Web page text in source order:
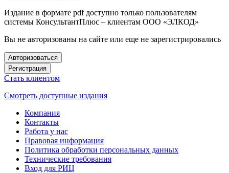
Издание в формате pdf доступно только пользователям
системы КонсультантПлюс – клиентам ООО «ЭЛКОД»
Вы не авторизованы на сайте или еще не зарегистрировались
Авторизоваться
Регистрация
Стать клиентом
Смотреть доступные издания
Компания
Контакты
Работа у нас
Правовая информация
Политика обработки персональных данных
Технические требования
Вход для РИЦ